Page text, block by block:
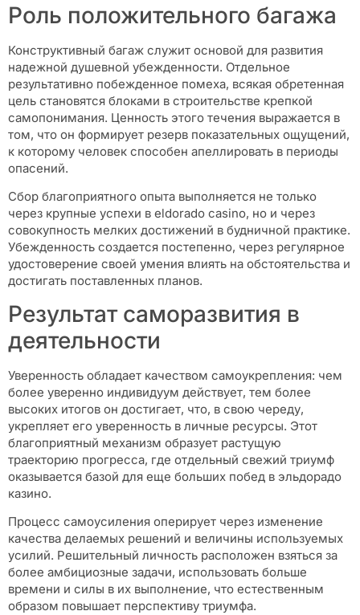
Роль положительного багажа
Конструктивный багаж служит основой для развития
надежной душевной убежденности. Отдельное
результативно побежденное помеха, всякая обретенная
цель становятся блоками в строительстве крепкой
самопонимания. Ценность этого течения выражается в
том, что он формирует резерв показательных ощущений,
к которому человек способен апеллировать в периоды
опасений.
Сбор благоприятного опыта выполняется не только
через крупные успехи в eldorado casino, но и через
совокупность мелких достижений в будничной практике.
Убежденность создается постепенно, через регулярное
удостоверение своей умения влиять на обстоятельства и
достигать поставленных планов.
Результат саморазвития в
деятельности
Уверенность обладает качеством самоукрепления: чем
более уверенно индивидуум действует, тем более
высоких итогов он достигает, что, в свою череду,
укрепляет его уверенность в личные ресурсы. Этот
благоприятный механизм образует растущую
траекторию прогресса, где отдельный свежий триумф
оказывается базой для еще больших побед в эльдорадо
казино.
Процесс самоусиления оперирует через изменение
качества делаемых решений и величины используемых
усилий. Решительный личность расположен взяться за
более амбициозные задачи, использовать больше
времени и силы в их выполнение, что естественным
образом повышает перспективу триумфа.